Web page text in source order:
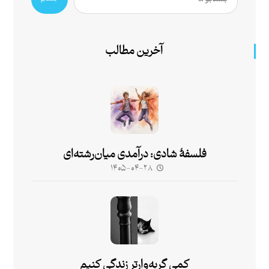
آخرین مطالب
فلسفۀ شادی: درآمدی میان‌رشته‌ای
۱۴۰۵-۰۴-۲۸
کمی گربه‌وارتر زندگی کنیم